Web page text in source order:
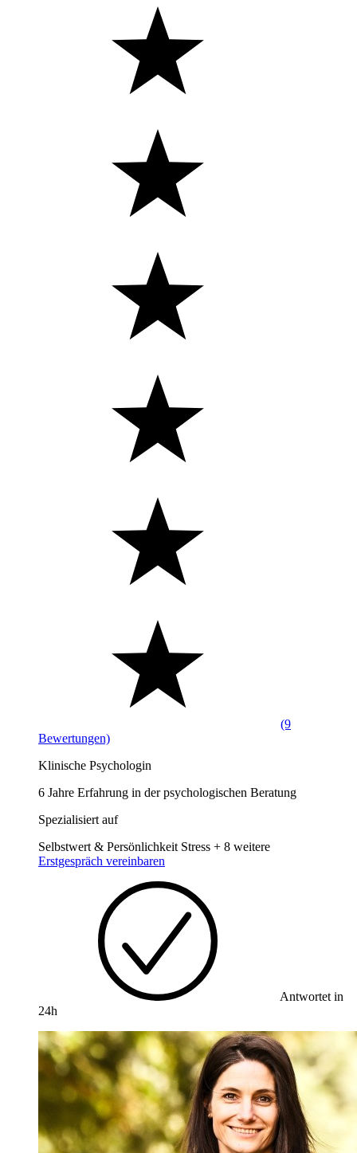
(9
Bewertungen)
Klinische Psychologin
6 Jahre Erfahrung in der psychologischen Beratung
Spezialisiert auf
Selbstwert & Persönlichkeit Stress + 8 weitere
Erstgespräch vereinbaren
Antwortet in
24h